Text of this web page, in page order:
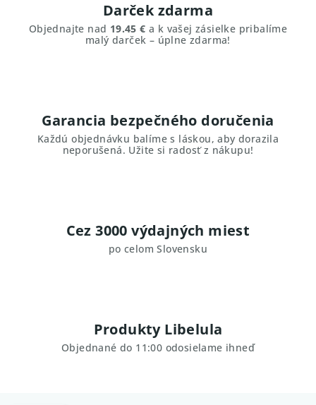
Darček zdarma
Objednajte nad 19.45 € a k vašej zásielke pribalíme
malý darček – úplne zdarma!
Garancia bezpečného doručenia
Každú objednávku balíme s láskou, aby dorazila
neporušená. Užite si radosť z nákupu!
Cez 3000 výdajných miest
po celom Slovensku
Produkty Libelula
Objednané do 11:00 odosielame ihneď